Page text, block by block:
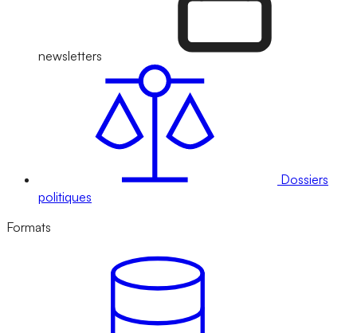
newsletters
Dossiers
politiques
Formats